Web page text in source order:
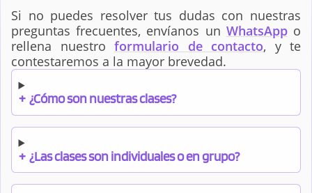
Si no puedes resolver tus dudas con nuestras
preguntas frecuentes, envíanos un WhatsAppo
rellena nuestro formulario de contacto, y te
contestaremos a la mayor brevedad.
+ ¿Cómo son nuestras clases?
+ ¿Las clases son individuales o en grupo?